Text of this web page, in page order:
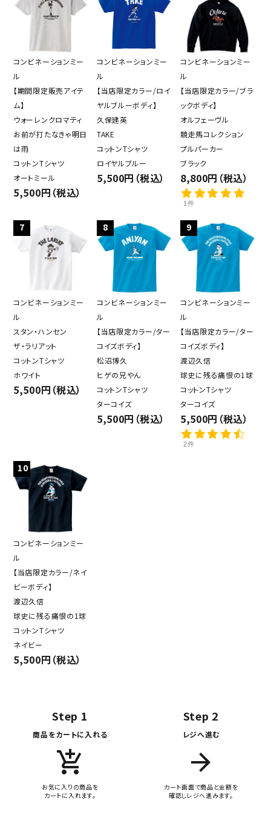
カテゴリー
検索する
close
コンビネーションミー
ル
【期間限定販売アイテ
ム】
ウォーレンクロマティ
お前が打たなきゃ明日
は雨
コットンTシャツ
オートミール
5,500円（税込）
コンビネーションミー
ル
【当店限定カラー/ロイ
ヤルブルーボディ】
久保建英
TAKE
コットンTシャツ
ロイヤルブルー
5,500円（税込）
コンビネーションミー
ル
【当店限定カラー/ブラ
ックボディ】
オルフェーヴル
競走馬コレクション
プルパーカー
ブラック
8,800円（税込）
1件
7
コンビネーションミー
ル
スタン・ハンセン
ザ・ラリアット
コットンTシャツ
ホワイト
5,500円（税込）
8
コンビネーションミー
ル
【当店限定カラー/ター
コイズボディ】
松沼博久
ヒゲの兄やん
コットンTシャツ
ターコイズ
5,500円（税込）
9
コンビネーションミー
ル
【当店限定カラー/ター
コイズボディ】
渡辺久信
球史に残る痛恨の1球
コットンTシャツ
ターコイズ
5,500円（税込）
2件
10
コンビネーションミー
ル
【当店限定カラー/ネイ
ビーボディ】
渡辺久信
球史に残る痛恨の1球
コットンTシャツ
ネイビー
5,500円（税込）
Step 1
商品をカートに入れる
add_shopping_cart
お気に入りの商品を
カートに入れます。
Step 2
レジへ進む
arrow_forward
カート画面で商品と金額を
確認しレジへ進みます。